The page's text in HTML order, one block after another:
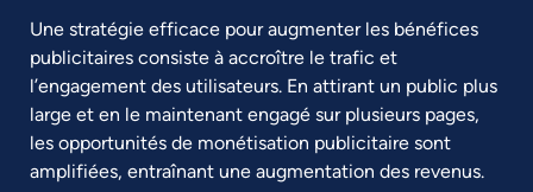
Une stratégie efficace pour augmenter les bénéfices
publicitaires consiste à accroître le trafic et
l’engagement des utilisateurs. En attirant un public plus
large et en le maintenant engagé sur plusieurs pages,
les opportunités de monétisation publicitaire sont
amplifiées, entraînant une augmentation des revenus.